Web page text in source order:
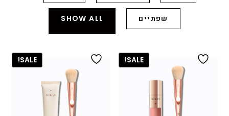
שפתיים SHOW ALL
SALE!
SALE!